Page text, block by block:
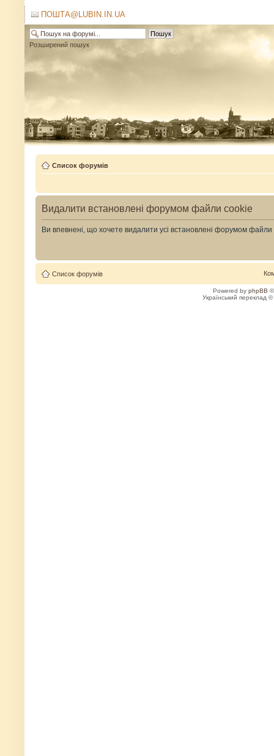
ПОШТА@LUBIN.IN.UA
Розширений пошук
Список форумів
Видалити встановлені форумом файли cookie
Ви впевнені, що хочете видалити усі встановлені форумом
Список форумів
Powered by phpBB
Український переклад